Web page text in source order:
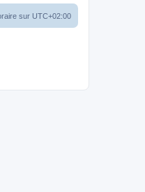
sur UTC+02:00